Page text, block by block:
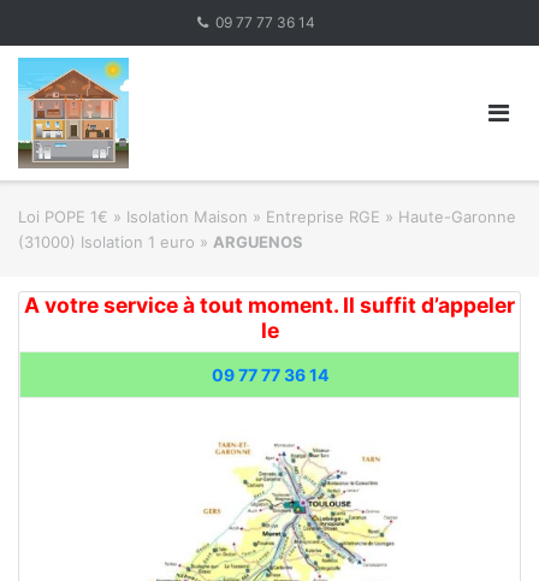
content
09 77 77 36 14
Loi POPE 1€ » Isolation Maison » Entreprise RGE » Haute-Garonne
(31000) Isolation 1 euro » ARGUENOS
A votre service à tout moment. Il suffit d’appeler
le
09 77 77 36 14